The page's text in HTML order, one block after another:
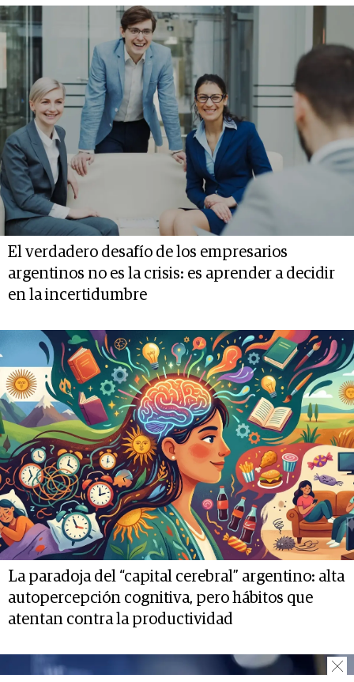
El verdadero desafío de los empresarios
argentinos no es la crisis: es aprender a decidir
en la incertidumbre
La paradoja del “capital cerebral” argentino: alta
autopercepción cognitiva, pero hábitos que
atentan contra la productividad